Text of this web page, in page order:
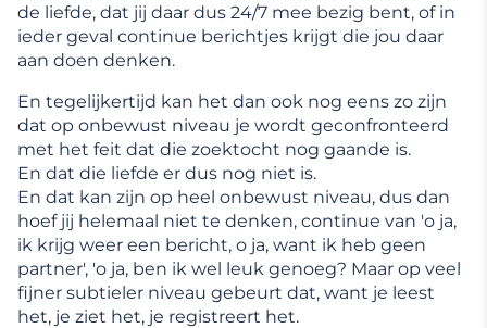
de liefde, dat jij daar dus 24/7 mee bezig bent, of in
ieder geval continue berichtjes krijgt die jou daar
aan doen denken.
En tegelijkertijd kan het dan ook nog eens zo zijn
dat op onbewust niveau je wordt geconfronteerd
met het feit dat die zoektocht nog gaande is.
En dat die liefde er dus nog niet is.
En dat kan zijn op heel onbewust niveau, dus dan
hoef jij helemaal niet te denken, continue van 'o ja,
ik krijg weer een bericht, o ja, want ik heb geen
partner', 'o ja, ben ik wel leuk genoeg? Maar op veel
fijner subtieler niveau gebeurt dat, want je leest
het, je ziet het, je registreert het.